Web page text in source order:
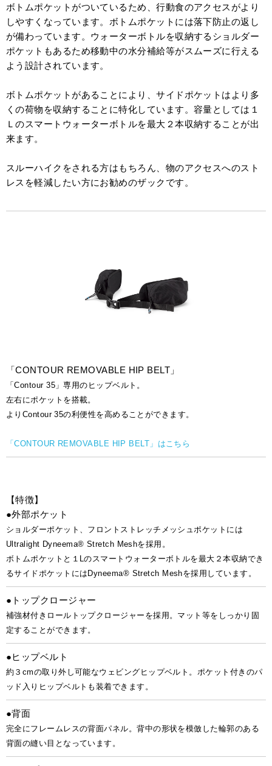
ボトムポケットがついているため、行動食のアクセスがより
しやすくなっています。ボトムポケットには落下防止の返し
が備わっています。ウォーターボトルを収納するショルダー
ポケットもあるため移動中の水分補給等がスムーズに行える
よう設計されています。
ボトムポケットがあることにより、サイドポケットはより多
くの荷物を収納することに特化しています。容量としては１
Ｌのスマートウォーターボトルを最大２本収納することが出
来ます。
スルーハイクをされる方はもちろん、物のアクセスへのスト
レスを軽減したい方にお勧めのザックです。
「CONTOUR REMOVABLE HIP BELT」
「Contour 35」専用のヒップベルト。
左右にポケットを搭載。
よりContour 35の利便性を高めることができます。
「CONTOUR REMOVABLE HIP BELT」はこちら
【特徴】
●外部ポケット
ショルダーポケット、フロントストレッチメッシュポケットには
Ultralight Dyneema® Stretch Meshを採用。
ボトムポケットと１Lのスマートウォーターボトルを最大２本収納でき
るサイドポケットにはDyneema® Stretch Meshを採用しています。
●トップクロージャー
補強材付きロールトップクロージャーを採用。マット等をしっかり固
定することができます。
●ヒップベルト
約３cmの取り外し可能なウェビングヒップベルト。ポケット付きのパ
ッド入りヒップベルトも装着できます。
●背面
完全にフレームレスの背面パネル。背中の形状を模倣した輪郭のある
背面の縫い目となっています。